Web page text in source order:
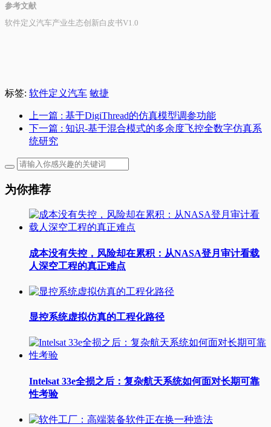
参考文献
软件定义汽车产业生态创新白皮书V1.0
标签: 软件定义汽车 敏捷
上一篇 : 基于DigiThread的仿真模型调参功能
下一篇 : 知识-基于混合模式的多余度飞控全数字仿真系
统研究
为你推荐
成本没有失控，风险却在累积：从NASA登月审计看载
人深空工程的真正难点
显控系统虚拟仿真的工程化路径
Intelsat 33e全损之后：复杂航天系统如何面对长期可靠
性考验